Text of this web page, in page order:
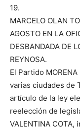
19.
MARCELO OLAN
AGOSTO EN LA
DESBANDADA DE
REYNOSA.
El Partido
varias ciudades de
artículo de la ley
reelección de
VALENTINA